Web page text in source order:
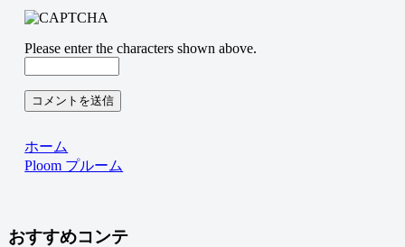
Please enter the characters shown above.
ホーム
Ploom プルーム
おすすめコンテ